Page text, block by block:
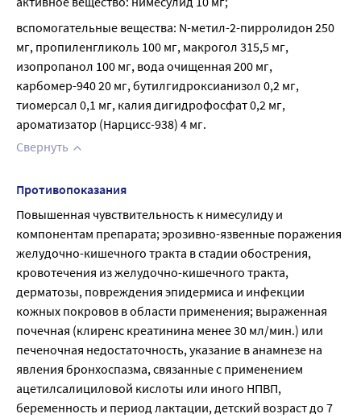
вспомогательные вещества: N-метил-2-пирролидон 250
мг, пропиленгликоль 100 мг, макрогол 315,5 мг,
изопропанол 100 мг, вода очищенная 200 мг,
карбомер-940 20 мг, бутилгидроксианизол 0,2 мг,
тиомерсал 0,1 мг, калия дигидрофосфат 0,2 мг,
ароматизатор (Нарцисс-938) 4 мг.
Свернуть
Противопоказания
Повышенная чувствительность к нимесулиду и
компонентам препарата; эрозивно-язвенные поражения
желудочно-кишечного тракта в стадии обострения,
кровотечения из желудочно-кишечного тракта,
дерматозы, повреждения эпидермиса и инфекции
кожных покровов в области применения; выраженная
почечная (клиренс креатинина менее 30 мл/мин.) или
печеночная недостаточность, указание в анамнезе на
явления бронхоспазма, связанные с применением
ацетилсалициловой кислоты или иного НПВП,
беременность и период лактации, детский возраст до 7